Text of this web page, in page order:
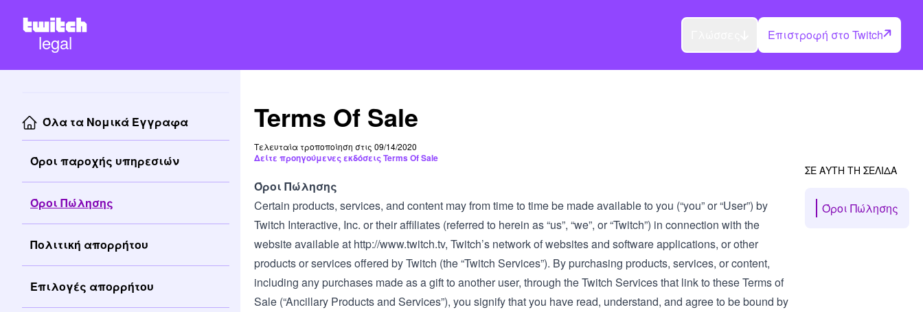
legal Επιστροφή στο Twitch
Όλα τα Νομικά Έγγραφα
Όροι παροχής υπηρεσιών
Όροι Πώλησης
Πολιτική απορρήτου
Επιλογές απορρήτου
Terms Of Sale
Τελευταία τροποποίηση στις 09/14/2020
Δείτε προηγούμενες εκδόσεις Terms Of Sale
Όροι Πώλησης
Certain products, services, and content may from time to time be made available to you (“you” or “User”) by
Twitch Interactive, Inc. or their affiliates (referred to herein as “us”, “we”, or “Twitch”) in connection with the
website available at http://www.twitch.tv, Twitch’s network of websites and software applications, or other
products or services offered by Twitch (the “Twitch Services”). By purchasing products, services, or content,
including any purchases made as a gift to another user, through the Twitch Services that link to these Terms of
Sale (“Ancillary Products and Services”), you signify that you have read, understand, and agree to be bound by
ΣΕ ΑΥΤΗ ΤΗ ΣΕΛΙΔΑ
Όροι Πώλησης